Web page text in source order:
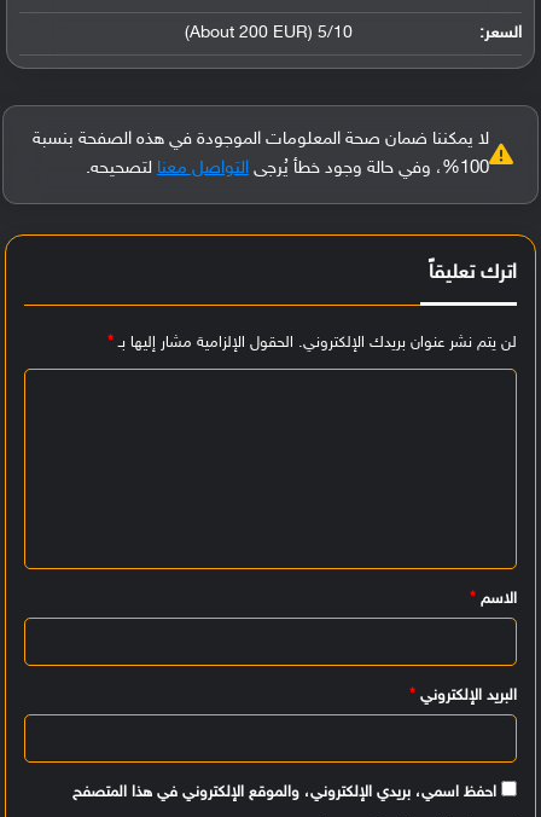
السعر: 5/10 (About 200 EUR)
لا يمكننا ضمان صحة المعلومات الموجودة في هذه الصفحة بنسبة
100%، وفي حالة وجود خطأ يُرجى
التواصل معنا لتصحيحه.
اترك تعليقاً
لن يتم نشر عنوان بريدك الإلكتروني. الحقول الإلزامية مشار إليها بـ*
ي
ق
الاسم *
البريد الإلكتروني *
احفظ اسمي، بريدي الإلكتروني، والموقع الإلكتروني في هذا المتصفح